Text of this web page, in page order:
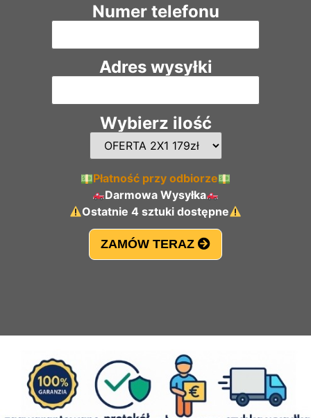
Numer telefonu
Adres wysyłki
Wybierz ilość
Płatność przy odbiorze
Darmowa Wysyłka
Ostatnie 4 sztuki dostępne
ZAMÓW TERAZ